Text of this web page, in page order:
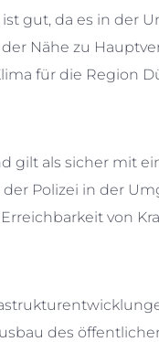
gut, da es in der
Nähe zu
für die Region
gilt als sicher mit
der Polizei in der
von
des